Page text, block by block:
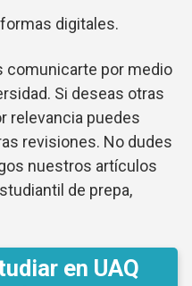
digitales.
comunicarte por medio
Si deseas otras
relevancia puedes
revisiones. No dudes
nuestros artículos
de prepa,
en UAQ